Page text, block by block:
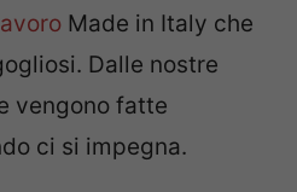
Made in Italy che
Dalle nostre
vengono fatte
ci si impegna.